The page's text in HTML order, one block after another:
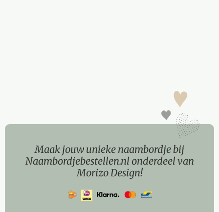
Maak jouw unieke naambordje bij
Naambordjebestellen.nl onderdeel van
Morizo Design!